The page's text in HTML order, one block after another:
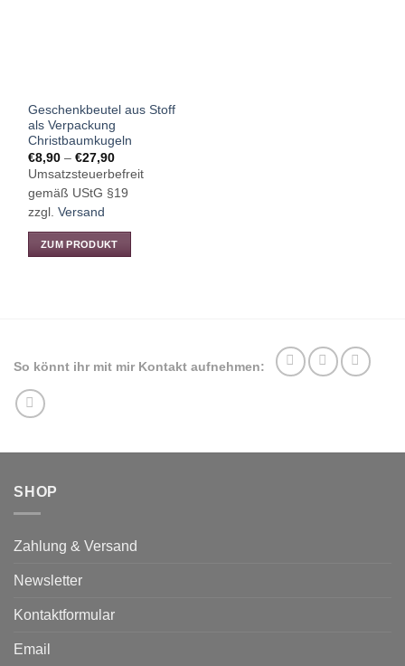
Geschenkbeutel aus Stoff
als Verpackung
Christbaumkugeln
€8,90 –€27,90Preisspanne:
€8,90
bis
€27,90
Umsatzsteuerbefreit
gemäß UStG §19
zzgl.Versand
ZUM PRODUKT
auf.
Optionen
können
der
gewählt
werden
So könnt ihr mit mir Kontakt aufnehmen:
SHOP
Zahlung & Versand
Newsletter
Kontaktformular
Email